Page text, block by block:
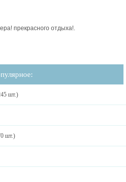
прекрасного отдыха!.
шт.)
шт.)